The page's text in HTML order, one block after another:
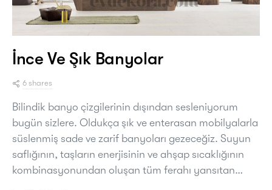
İnce Ve Şık Banyolar
6 shares
Bilindik banyo çizgilerinin dışından sesleniyorum
bugün sizlere. Oldukça şık ve enterasan mobilyalarla
süslenmiş sade ve zarif banyoları gezeceğiz. Suyun
saflığının, taşların enerjisinin ve ahşap sıcaklığının
kombinasyonundan oluşan tüm ferahı yansıtan…